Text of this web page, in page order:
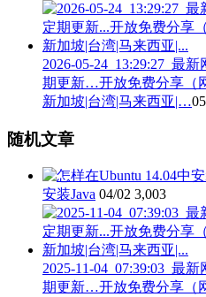
2026-05-24_13:29:27_最
期更新…开放免费分享（
新加坡|台湾|马来西亚|…
随机文章
安装Java 04/02 3,003
2025-11-04_07:39:03_最
期更新…开放免费分享（